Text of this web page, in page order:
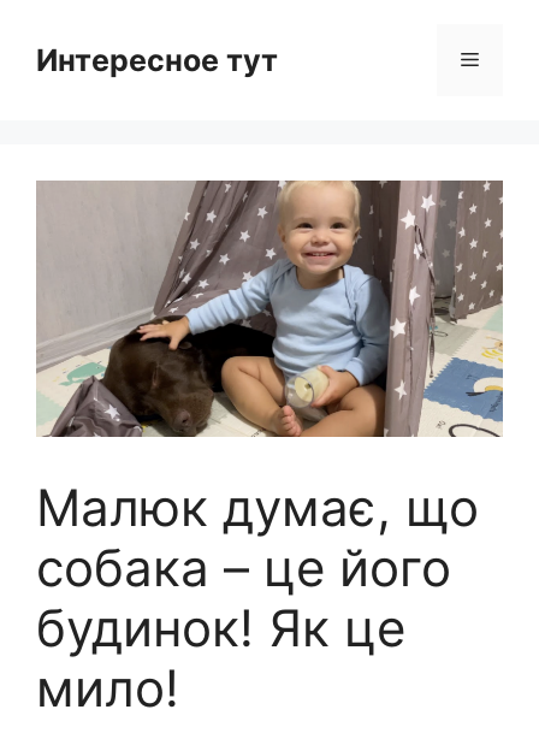
contentИнтересное тут Menu
Малюк думає, що
собака – це його
будинок! Як це
мило!